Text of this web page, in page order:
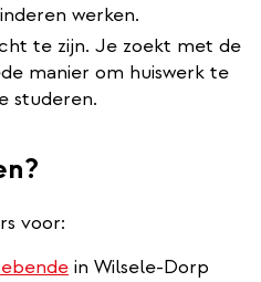
werken.
te zijn. Je zoekt met de
manier om huiswerk te
studeren.
voor:
in Wilsele-Dorp